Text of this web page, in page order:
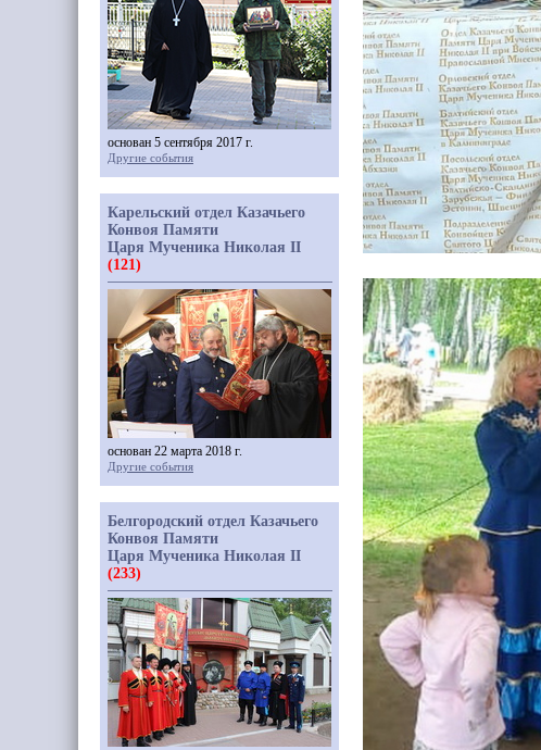
основан 5 сентября 2017 г.
Другие события
Карельский отдел Казачьего
Конвоя Памяти
Царя Мученика Николая II
(121)
основан 22 марта 2018 г.
Другие события
Белгородский отдел Казачьего
Конвоя Памяти
Царя Мученика Николая II
(233)